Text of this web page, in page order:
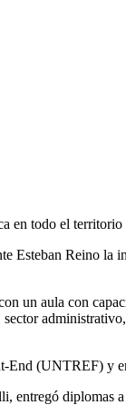
en todo el territorio
Esteban Reino la
un aula con
End (UNTREF) y
diplomas a